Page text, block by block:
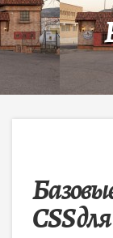
CSS